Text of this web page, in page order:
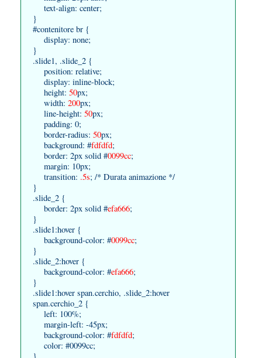
text-align: center;
}
#contenitore br {
display: none;
}
.slide1, .slide_2 {
position: relative;
display: inline-block;
height: 50px;
width: 200px;
line-height: 50px;
padding: 0;
border-radius: 50px;
background: #fdfdfd;
border: 2px solid #0099cc;
margin: 10px;
transition: .5s; /* Durata animazione */
}
.slide_2 {
border: 2px solid #efa666;
}
.slide1:hover {
background-color: #0099cc;
}
.slide_2:hover {
background-color: #efa666;
}
.slide1:hover span.cerchio, .slide_2:hover
span.cerchio_2 {
left: 100%;
margin-left: -45px;
background-color: #fdfdfd;
color: #0099cc;
}